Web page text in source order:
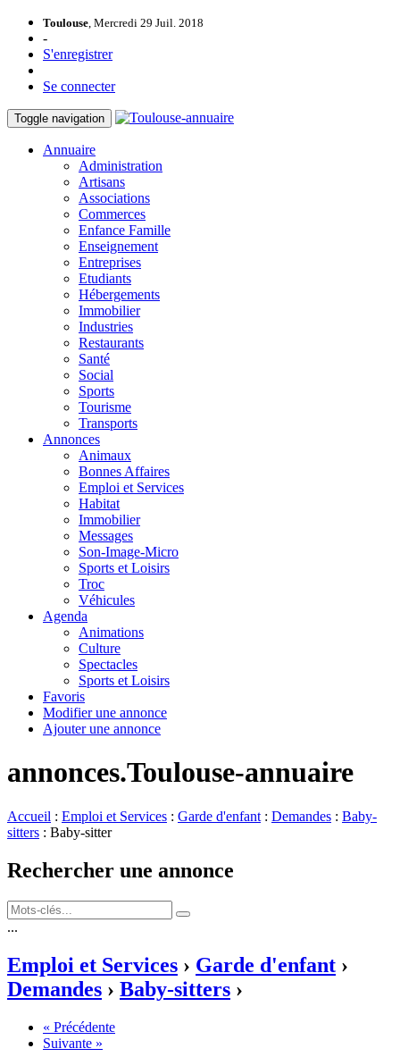
Toulouse, Mercredi 29 Juil. 2018
-
S'enregistrer
Se connecter
Toggle navigation
Annuaire
Administration
Artisans
Associations
Commerces
Enfance Famille
Enseignement
Entreprises
Etudiants
Hébergements
Immobilier
Industries
Restaurants
Santé
Social
Sports
Tourisme
Transports
Annonces
Animaux
Bonnes Affaires
Emploi et Services
Habitat
Immobilier
Messages
Son-Image-Micro
Sports et Loisirs
Troc
Véhicules
Agenda
Animations
Culture
Spectacles
Sports et Loisirs
Favoris
Modifier une annonce
Ajouter une annonce
annonces.Toulouse-annuaire
Accueil : Emploi et Services : Garde d'enfant : Demandes : Baby-
sitters : Baby-sitter
Rechercher une annonce
...
Emploi et Services › Garde d'enfant ›
Demandes › Baby-sitters ›
« Précédente
Suivante »